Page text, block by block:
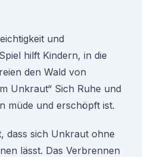
und
hilft Kindern, in die
den Wald von
Unkraut“ Sich Ruhe und
müde und erschöpft ist.
dass sich Unkraut ohne
lässt. Das Verbrennen